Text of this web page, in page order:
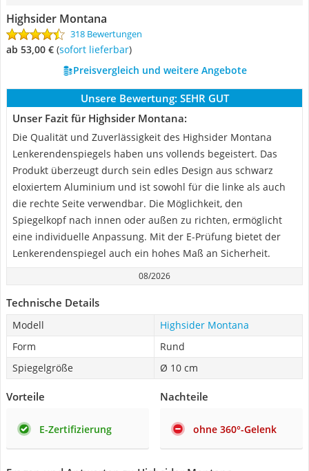
Highsider Montana
318 Bewertungen
ab 53,00 € ( Sofort lieferbar)
Preisvergleich und weitere Angebote
Unsere Bewertung: SEHR GUT
Unser Fazit für Highsider Montana:
Die Qualität und Zuverlässigkeit des Highsider Montana
Lenkerendenspiegels haben uns vollends begeistert. Das
Produkt überzeugt durch sein edles Design aus schwarz
eloxiertem Aluminium und ist sowohl für die linke als auch
die rechte Seite verwendbar. Die Möglichkeit, den
Spiegelkopf nach innen oder außen zu richten, ermöglicht
eine individuelle Anpassung. Mit der E-Prüfung bietet der
Lenkerendenspiegel auch ein hohes Maß an Sicherheit.
08/2026
Technische Details
Modell
Highsider Montana
Form
Rund
Spiegelgröße
Ø 10 cm
Vorteile
E-Zertifizierung
Nachteile
ohne 360°-Gelenk